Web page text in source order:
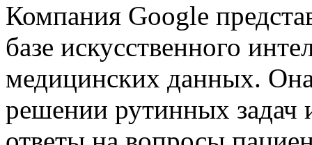
Компания Google
базе искусственного
медицинских данных.
решении рутинных задач